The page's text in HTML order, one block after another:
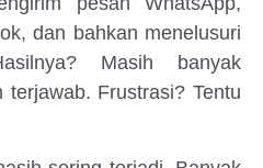
dan bahkan menelusuri
Masih banyak
terjawab. Frustrasi? Tentu